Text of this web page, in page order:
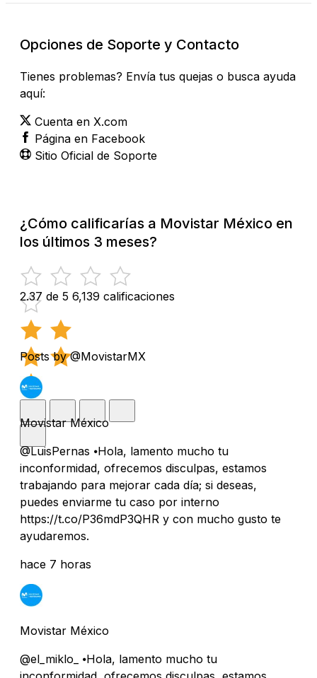
Opciones de Soporte y Contacto
Tienes problemas? Envía tus quejas o busca ayuda
aquí:
Cuenta en X.com
Página en Facebook
Sitio Oficial de Soporte
¿Cómo calificarías a Movistar México en
los últimos 3 meses?
2.37 de 5 6,139 calificaciones
Posts by @MovistarMX
Movistar México
@LuisPernas ⦁Hola, lamento mucho tu
inconformidad, ofrecemos disculpas, estamos
trabajando para mejorar cada día; si deseas,
puedes enviarme tu caso por interno
https://t.co/P36mdP3QHR y con mucho gusto te
ayudaremos.
hace 7 horas
Movistar México
@el_miklo_ ⦁Hola, lamento mucho tu